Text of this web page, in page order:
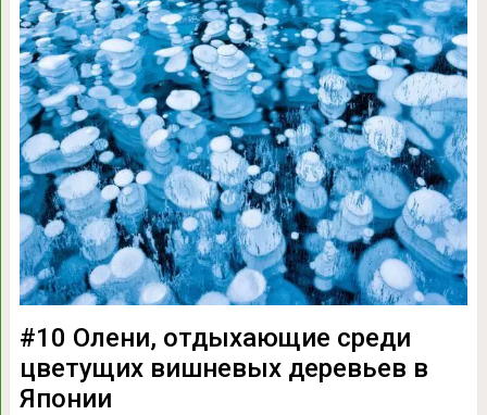
#10 Олени, отдыхающие среди
цветущих вишневых деревьев в
Японии